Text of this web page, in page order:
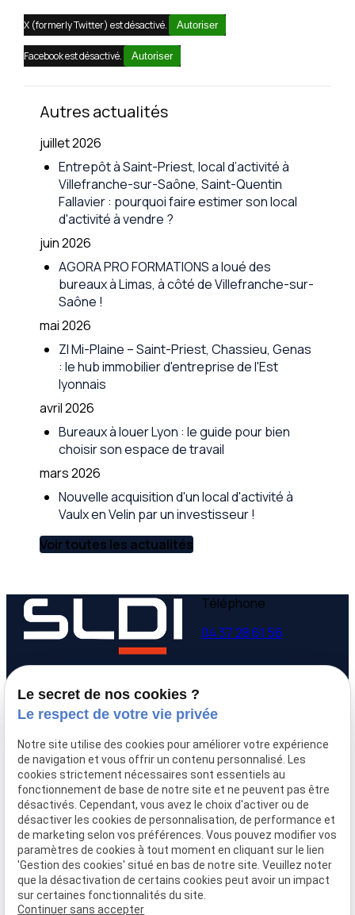
X (formerly Twitter) est désactivé. Autoriser
Facebook est désactivé. Autoriser
Autres actualités
juillet 2026
Entrepôt à Saint-Priest, local d’activité à
Villefranche-sur-Saône, Saint-Quentin
Fallavier : pourquoi faire estimer son local
d'activité à vendre ?
juin 2026
AGORA PRO FORMATIONS a loué des
bureaux à Limas, à côté de Villefranche-sur-
Saône !
mai 2026
ZI Mi-Plaine – Saint-Priest, Chassieu, Genas
: le hub immobilier d'entreprise de l'Est
lyonnais
avril 2026
Bureaux à louer Lyon : le guide pour bien
choisir son espace de travail
mars 2026
Nouvelle acquisition d'un local d'activité à
Vaulx en Velin par un investisseur !
Voir toutes les actualités
Téléphone
04 37 28 61 56
9 avenue Victor Hugo
69160 Tassin la Demi-
Lune
Lundi - Vendredi
18:00
Accueil
Qui sommes-nous
Nos biens
Prix immobilier
Confier mon bien
Rejoignez-nous
Contact
Le secret de nos cookies ?
Le respect de votre vie privée
Notre site utilise des cookies pour améliorer votre expérience
de navigation et vous offrir un contenu personnalisé. Les
cookies strictement nécessaires sont essentiels au
fonctionnement de base de notre site et ne peuvent pas être
désactivés. Cependant, vous avez le choix d'activer ou de
désactiver les cookies de personnalisation, de performance et
de marketing selon vos préférences. Vous pouvez modifier vos
paramètres de cookies à tout moment en cliquant sur le lien
'Gestion des cookies' situé en bas de notre site. Veuillez noter
que la désactivation de certains cookies peut avoir un impact
sur certaines fonctionnalités du site.
Continuer sans accepter